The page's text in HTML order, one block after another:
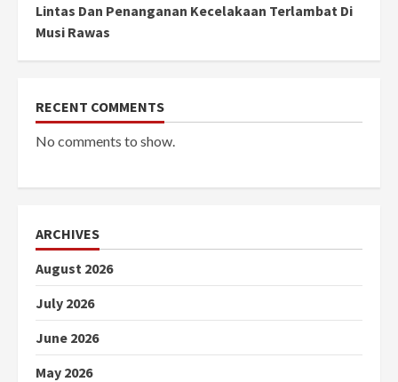
Lintas Dan Penanganan Kecelakaan Terlambat Di
Musi Rawas
RECENT COMMENTS
No comments to show.
ARCHIVES
August 2026
July 2026
June 2026
May 2026